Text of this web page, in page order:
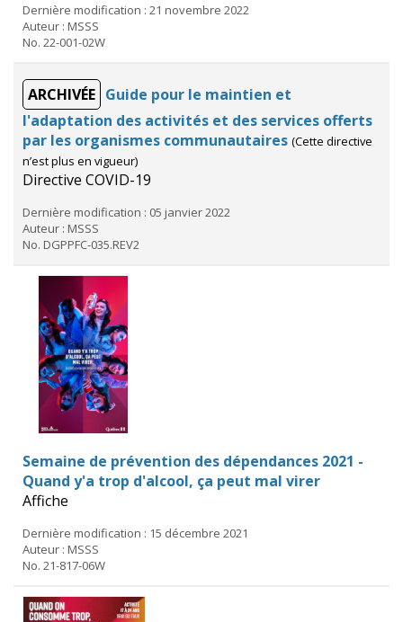
Dernière modification : 21 novembre 2022
Auteur : MSSS
No. 22-001-02W
ARCHIVÉE Guide pour le maintien et
l'adaptation des activités et des services offerts
par les organismes communautaires (Cette directive
n’est plus en vigueur)
Directive COVID-19
Dernière modification : 05 janvier 2022
Auteur : MSSS
No. DGPPFC-035.REV2
Semaine de prévention des dépendances 2021 -
Quand y'a trop d'alcool, ça peut mal virer
Affiche
Dernière modification : 15 décembre 2021
Auteur : MSSS
No. 21-817-06W